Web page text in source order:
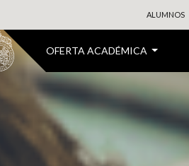
OFERTA ACADÉMICA
ALUMNOS